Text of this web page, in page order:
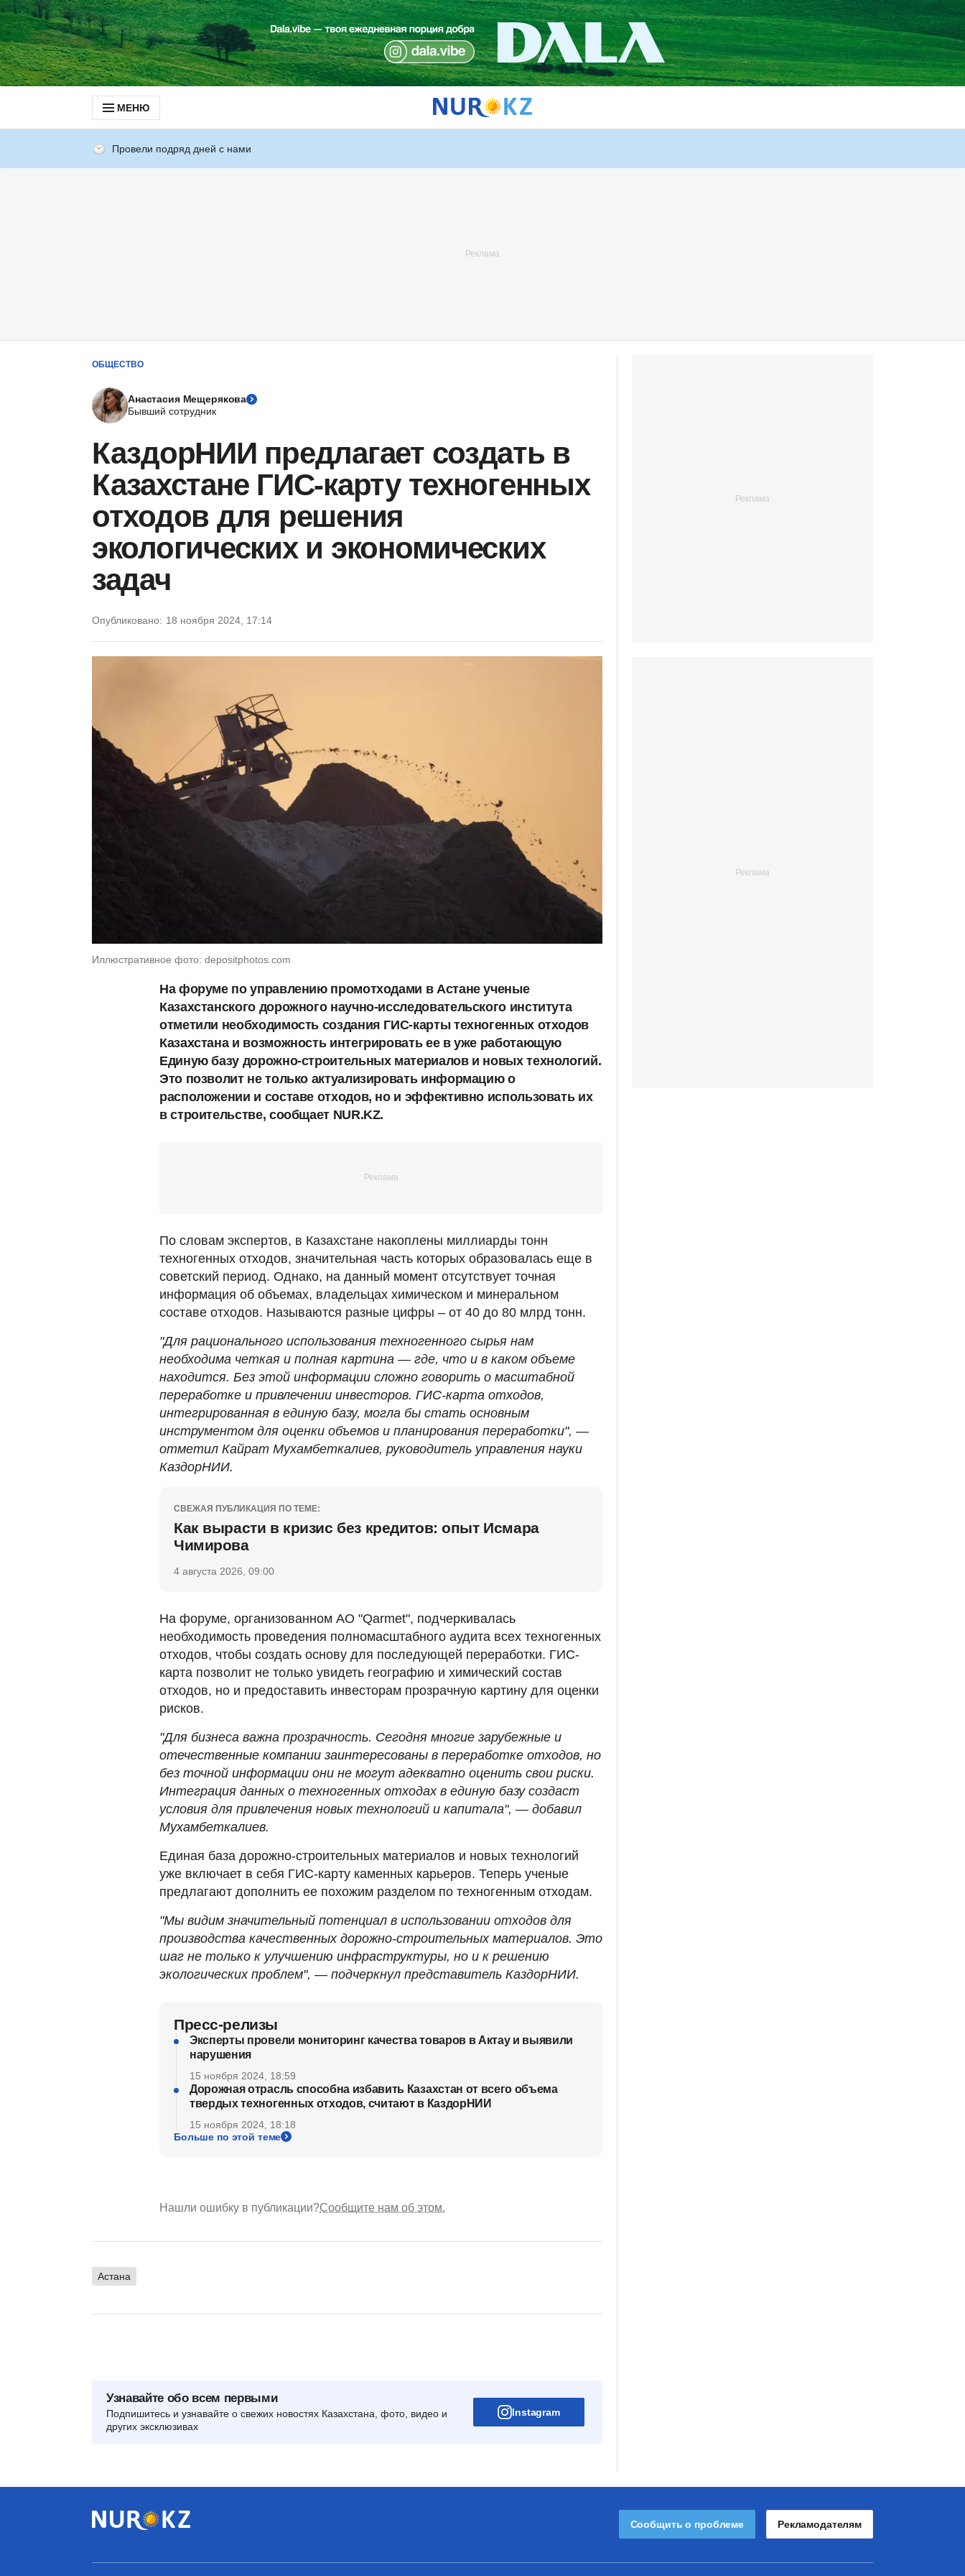
МЕНЮ
Провели подряд дней с нами
ОБЩЕСТВО
Анастасия Мещерякова
Бывший сотрудник
КаздорНИИ предлагает создать в
Казахстане ГИС-карту техногенных
отходов для решения
экологических и экономических
задач
Опубликовано: 18 ноября 2024, 17:14
Иллюстративное фото: depositphotos.com
На форуме по управлению промотходами в Астане ученые
Казахстанского дорожного научно-исследовательского института
отметили необходимость создания ГИС-карты техногенных отходов
Казахстана и возможность интегрировать ее в уже работающую
Единую базу дорожно-строительных материалов и новых технологий.
Это позволит не только актуализировать информацию о
расположении и составе отходов, но и эффективно использовать их
в строительстве, сообщает NUR.KZ.
По словам экспертов, в Казахстане накоплены миллиарды тонн
техногенных отходов, значительная часть которых образовалась еще в
советский период. Однако, на данный момент отсутствует точная
информация об объемах, владельцах химическом и минеральном
составе отходов. Называются разные цифры – от 40 до 80 млрд тонн.
"Для рационального использования техногенного сырья нам
необходима четкая и полная картина — где, что и в каком объеме
находится. Без этой информации сложно говорить о масштабной
переработке и привлечении инвесторов. ГИС-карта отходов,
интегрированная в единую базу, могла бы стать основным
инструментом для оценки объемов и планирования переработки", —
отметил Кайрат Мухамбеткалиев, руководитель управления науки
КаздорНИИ.
СВЕЖАЯ ПУБЛИКАЦИЯ ПО ТЕМЕ:
Как вырасти в кризис без кредитов: опыт Исмара
Чимирова
4 августа 2026, 09:00
На форуме, организованном АО "Qarmet", подчеркивалась
необходимость проведения полномасштабного аудита всех техногенных
отходов, чтобы создать основу для последующей переработки. ГИС-
карта позволит не только увидеть географию и химический состав
отходов, но и предоставить инвесторам прозрачную картину для оценки
рисков.
"Для бизнеса важна прозрачность. Сегодня многие зарубежные и
отечественные компании заинтересованы в переработке отходов, но
без точной информации они не могут адекватно оценить свои риски.
Интеграция данных о техногенных отходах в единую базу создаст
условия для привлечения новых технологий и капитала", — добавил
Мухамбеткалиев.
Единая база дорожно-строительных материалов и новых технологий
уже включает в себя ГИС-карту каменных карьеров. Теперь ученые
предлагают дополнить ее похожим разделом по техногенным отходам.
"Мы видим значительный потенциал в использовании отходов для
производства качественных дорожно-строительных материалов. Это
шаг не только к улучшению инфраструктуры, но и к решению
экологических проблем", — подчеркнул представитель КаздорНИИ.
Пресс-релизы
Эксперты провели мониторинг качества товаров в Актау и выявили
нарушения
15 ноября 2024, 18:59
Дорожная отрасль способна избавить Казахстан от всего объема
твердых техногенных отходов, считают в КаздорНИИ
15 ноября 2024, 18:18
Больше по этой теме
Нашли ошибку в публикации?Сообщите нам об этом.
Астана
Узнавайте обо всем первыми
Подпишитесь и узнавайте о свежих новостях Казахстана, фото, видео и
других эксклюзивах
Instagram
Сообщить о проблеме Рекламодателям